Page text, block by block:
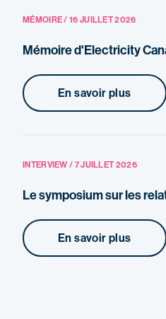
MÉMOIRE / 16 JUILLET 2026
Mémoire d'Electricity
En savoir plus
INTERVIEW / 7 JUILLET 2026
Le symposium sur les
En savoir plus